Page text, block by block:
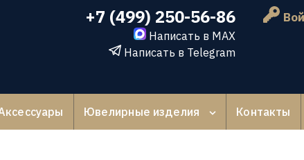
+7 (499) 250-56-86
Написать в MAX
Написать в Telegram
Ювелирные изделия Контакты